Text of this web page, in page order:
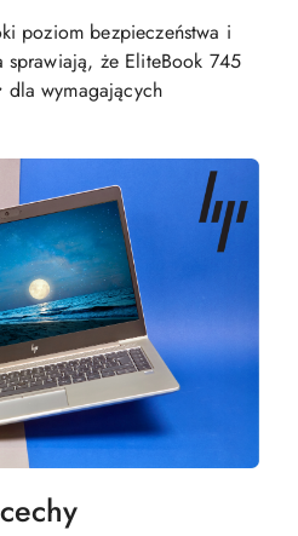
poziom bezpieczeństwa i
że EliteBook 745
dla wymagających